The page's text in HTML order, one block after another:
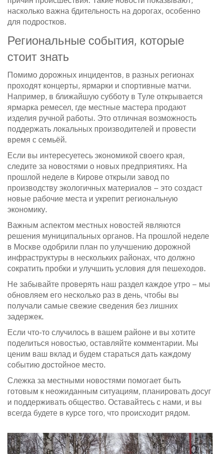
насколько важна бдительность на дорогах, особенно
для подростков.
Региональные события, которые
стоит знать
Помимо дорожных инцидентов, в разных регионах
проходят концерты, ярмарки и спортивные матчи.
Например, в ближайшую субботу в Туле открывается
ярмарка ремесел, где местные мастера продают
изделия ручной работы. Это отличная возможность
поддержать локальных производителей и провести
время с семьёй.
Если вы интересуетесь экономикой своего края,
следите за новостями о новых предприятиях. На
прошлой неделе в Кирове открыли завод по
производству экологичных материалов – это создаст
новые рабочие места и укрепит региональную
экономику.
Важным аспектом местных новостей являются
решения муниципальных органов. На прошлой неделе
в Москве одобрили план по улучшению дорожной
инфраструктуры в нескольких районах, что должно
сократить пробки и улучшить условия для пешеходов.
Не забывайте проверять наш раздел каждое утро – мы
обновляем его несколько раз в день, чтобы вы
получали самые свежие сведения без лишних
задержек.
Если что‑то случилось в вашем районе и вы хотите
поделиться новостью, оставляйте комментарии. Мы
ценим ваш вклад и будем стараться дать каждому
событию достойное место.
Слежка за местными новостями помогает быть
готовым к неожиданным ситуациям, планировать досуг
и поддерживать общество. Оставайтесь с нами, и вы
всегда будете в курсе того, что происходит рядом.